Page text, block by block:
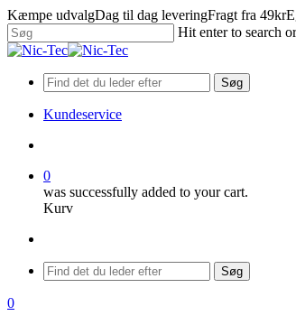
Skip
to
main
Kæmpe udvalgDag til dag leveringFragt fra 49kr
Hit enter to search
Close
Søg
Kundeservice
0
was successfully added to your cart.
Kurv
Menu
Søg
search
0